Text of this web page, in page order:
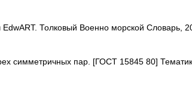
Толковый Военно морской Словарь,
симметричных пар. [ГОСТ 15845 80]